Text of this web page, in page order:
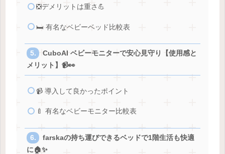
❎️デメリットは重さ💪
🛏️ 有名なベビーベッド比較表
CuboAI ベビーモニターで安心見守り【使用感と
メリット】📹👀
📹 導入して良かったポイント
🍼 有名なベビーモニター比較表
farskaの持ち運びできるベッドで1階生活も快適
に🏠✨